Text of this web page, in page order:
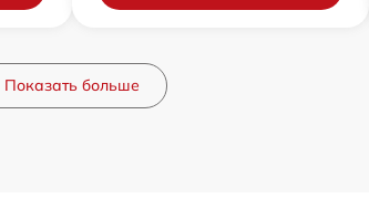
Показать больше